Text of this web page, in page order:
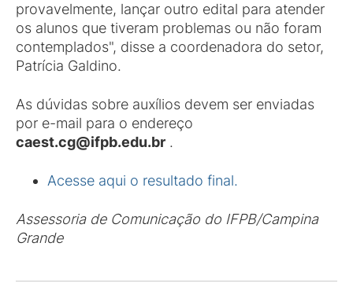
provavelmente, lançar outro edital para atender
os alunos que tiveram problemas ou não foram
contemplados", disse a coordenadora do setor,
Patrícia Galdino.
As dúvidas sobre auxílios devem ser enviadas
por e-mail para o endereço
caest.cg@ifpb.edu.br .
Acesse aqui o resultado final.
Assessoria de Comunicação do IFPB/Campina
Grande